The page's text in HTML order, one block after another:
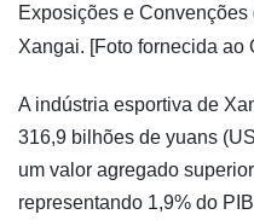
Exposições e
Xangai. [Foto fornecida ao
A indústria esportiva de
316,9 bilhões de yuans
um valor agregado
representando 1,9% do